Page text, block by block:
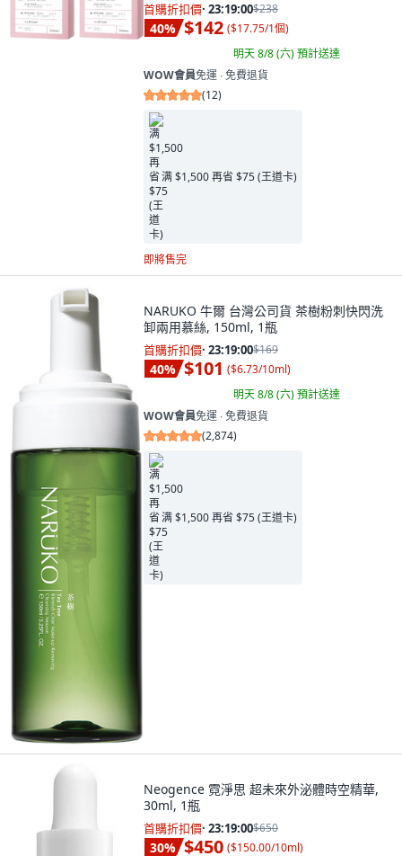
首購折扣價· 23:18:58$238
40% $142 ($17.75/1個)
明天 8/8 (六)預計送達
WOW會員免運 ∙ 免費退貨
(12)
满 $1,500 再省 $75 (王道卡)
即將售完
NARUKO 牛爾 台灣公司貨 茶樹粉刺快閃洗
卸兩用慕絲, 150ml, 1瓶
首購折扣價· 23:18:58$169
40% $101 ($6.73/10ml)
明天 8/8 (六)預計送達
WOW會員免運 ∙ 免費退貨
(2,874)
满 $1,500 再省 $75 (王道卡)
Neogence 霓淨思 超未來外泌體時空精華,
30ml, 1瓶
首購折扣價· 23:18:58$650
30% $450 ($150.00/10ml)